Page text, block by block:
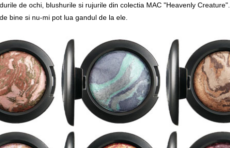
de ochi, blushurile si rujurile din colectia MAC "Heavenly Creature".
bine si nu-mi pot lua gandul de la ele.